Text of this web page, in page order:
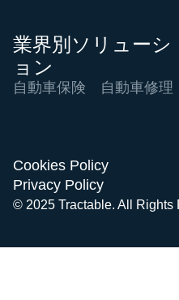
業界別ソリューシ
ョン
自動車保険 自動車修理
© 2025 Tractable. All Rights
Cookies Policy
Privacy Policy